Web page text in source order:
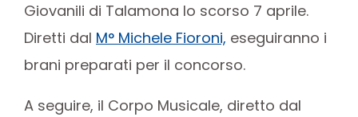
Giovanili di Talamona lo scorso 7 aprile.
Diretti dal M° Michele Fioroni, eseguiranno i
brani preparati per il concorso.
A seguire, il Corpo Musicale, diretto dal